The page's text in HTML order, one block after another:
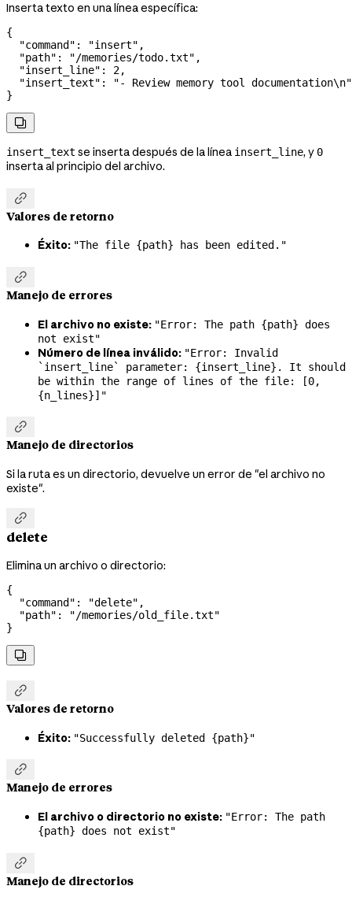
Inserta texto en una línea específica:
{
  "command"
: "insert" ,
  "path"
: "/memories/todo.txt" ,
  "insert_line"
: 2,
  "insert_text"
: "- Review memory tool documentation\n"
}

insert_text se inserta después de la línea insert_line, y 0
inserta al principio del archivo.

Valores de retorno
Éxito: "The file {path} has been edited."

Manejo de errores
El archivo no existe: "Error: The path {path} does
not exist"
Número de línea inválido: "Error: Invalid
`insert_line` parameter: {insert_line}. It should
be within the range of lines of the file: [0,
{n_lines}]"

Manejo de directorios
Si la ruta es un directorio, devuelve un error de "el archivo no
existe".

delete
Elimina un archivo o directorio:
{
  "command"
: "delete" ,
  "path"
:
"/memories/old_file.txt"
}


Valores de retorno
Éxito: "Successfully deleted {path}"

Manejo de errores
El archivo o directorio no existe: "Error: The path
{path} does not exist"

Manejo de directorios